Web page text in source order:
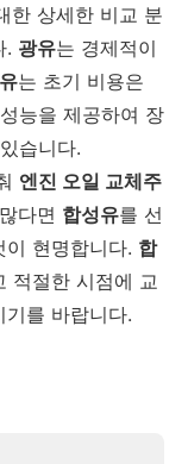
한 상세한 비교 분
. 광유는 경제적이
는 초기 비용은
능을 제공하여 장
습니다.
엔진 오일 교체주
다면 합성유를 선
현명합니다. 합
적절한 시점에 교
를 바랍니다.